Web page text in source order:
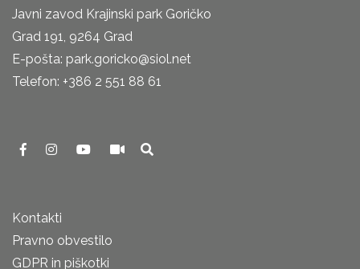
Javni zavod Krajinski park Goričko
Grad 191, 9264 Grad
E-pošta: park.goricko@siol.net
Telefon: +386 2 551 88 61
Kontakti
Pravno obvestilo
GDPR in piškotki